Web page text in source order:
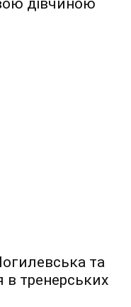
та
в тренерських